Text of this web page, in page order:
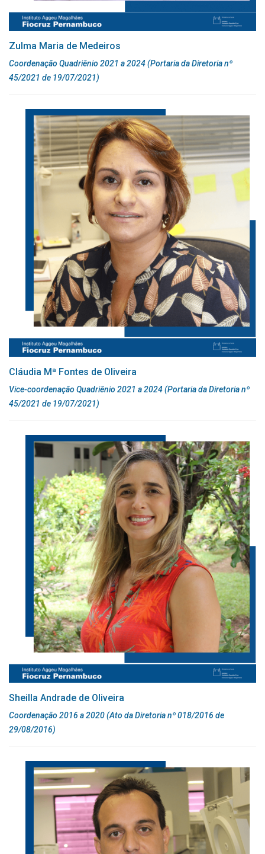
Zulma Maria de Medeiros
Coordenação Quadriênio 2021 a 2024 (Portaria da Diretoria nº
45/2021 de 19/07/2021)
Cláudia Mª Fontes de Oliveira
Vice-coordenação Quadriênio 2021 a 2024 (Portaria da Diretoria nº
45/2021 de 19/07/2021)
Sheilla Andrade de Oliveira
Coordenação 2016 a 2020 (Ato da Diretoria nº 018/2016 de
29/08/2016)